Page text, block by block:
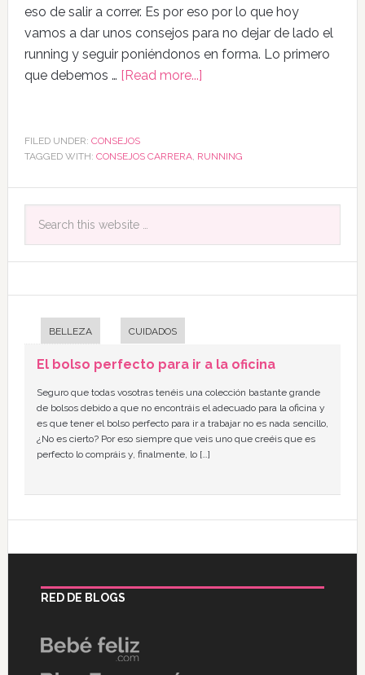
eso de salir a correr. Es por eso por lo que hoy
vamos a dar unos consejos para no dejar de lado el
running y seguir poniéndonos en forma. Lo primero
que debemos … [Read more...]
FILED UNDER: CONSEJOS
TAGGED WITH: CONSEJOS CARRERA, RUNNING
BELLEZA CUIDADOS
El bolso perfecto para ir a la oficina
Seguro que todas vosotras tenéis una colección bastante grande
de bolsos debido a que no encontráis el adecuado para la oficina y
es que tener el bolso perfecto para ir a trabajar no es nada sencillo,
¿No es cierto? Por eso siempre que veis uno que creéis que es
perfecto lo compráis y, finalmente, lo […]
RED DE BLOGS